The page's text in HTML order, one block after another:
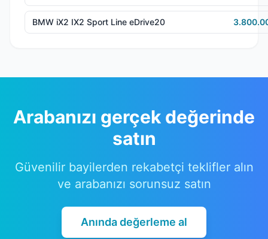
BMW iX2 IX2 Sport Line eDrive20
Arabanızı gerçek değerinde
satın
Güvenilir bayilerden rekabetçi teklifler alın
ve arabanızı sorunsuz satın
Anında değerleme al